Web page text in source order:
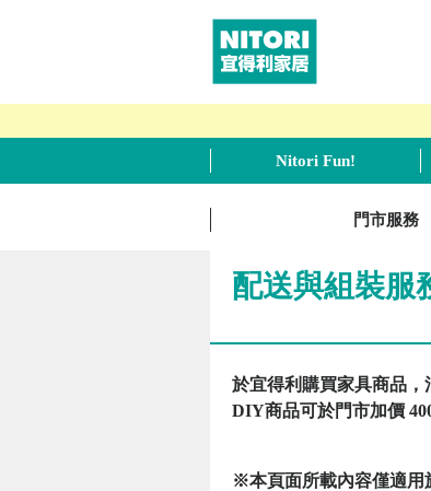
Nitori Fun!
門市服務
配送與組裝服
於宜得利購買家具商品，
DIY商品可於門市加價
※本頁面所載內容僅適用